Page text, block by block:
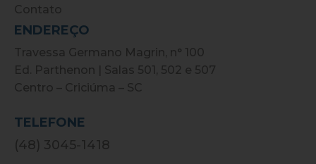
Contato
ENDEREÇO
Travessa Germano Magrin, n° 100
Ed. Parthenon | Salas 501, 502 e 507
Centro – Criciúma – SC
TELEFONE
(48) 3045-1418